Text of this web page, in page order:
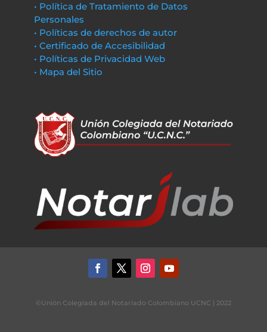
• Política de Tratamiento de Datos
Personales
• Políticas de derechos de autor
• Certificado de Accesibilidad
• Políticas de Privacidad Web
• Mapa del Sitio
©Unión Colegiada del Notariado Colombiano UCNC | 2022